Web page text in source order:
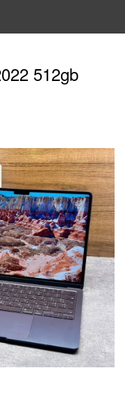
512gb